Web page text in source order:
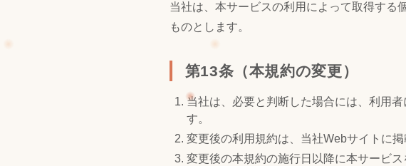
当社は、本サービスの利用によって取得する
ものとします。
第13条（本規約の変更）
当社は、必要と判断した場合には、利用
す。
変更後の利用規約は、当社Webサイトに
変更後の本規約の施行日以降に本サービ